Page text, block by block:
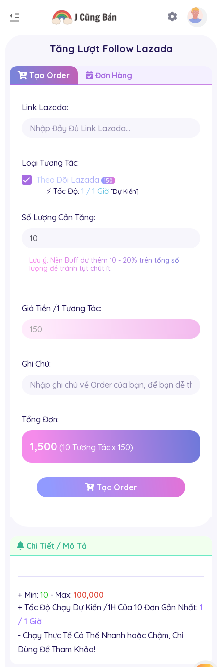
Tăng Lượt Follow Lazada
Tạo Order Đơn Hàng
Link Lazada:
Loại Tương Tác:
Theo Dõi Lazada
150
⚡️ Tốc Độ: 1 / 1 Giờ [Dự Kiến]
Số Lượng Cần Tăng:
Lưu ý: Nên Buff dư thêm 10 - 20% trên tổng số
lượng để tránh tụt chút ít.
Giá Tiền /1 Tương Tác:
Ghi Chú:
Tổng Đơn:
1,500 (10 Tương Tác x 150)
Tạo Order
Chi Tiết / Mô Tả
+ Min: 10 - Max: 100,000
+ Tốc Độ Chạy Dự Kiến /1H Của 10 Đơn Gần Nhất: 1
/ 1 Giờ
- Chạy Thực Tế Có Thể Nhanh hoặc Chậm, Chỉ
Dùng Để Tham Khảo!